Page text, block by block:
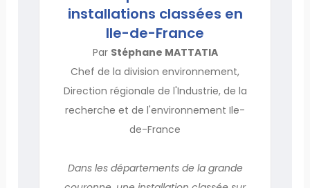
installations classées en
Ile-de-France
Par Stéphane MATTATIA
Chef de la division environnement,
Direction régionale de l'Industrie, de la
recherche et de l'environnement Ile-
de-France
Dans les départements de la grande